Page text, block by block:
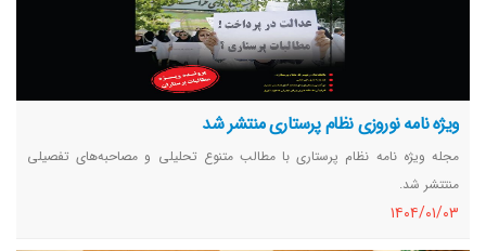
ویژه نامه نوروزی نظام پرستاری منتشر شد
مجله ویژه نامه نظام پرستاری با مطالب متنوع تحلیلی و مصاحبه‌های تفصیلی
منتتشر شد.
١٤٠٤/٠١/٠٣